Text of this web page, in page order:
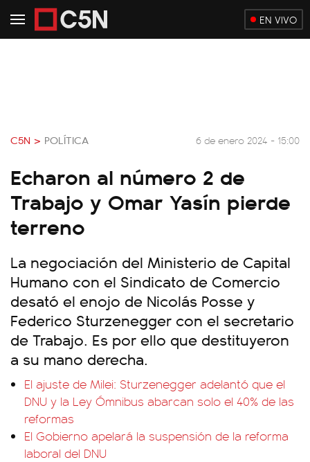
EN VIVO
C5N > POLÍTICA 6 de enero 2024 - 15:00
Echaron al número 2 de
Trabajo y Omar Yasín pierde
terreno
La negociación del Ministerio de Capital
Humano con el Sindicato de Comercio
desató el enojo de Nicolás Posse y
Federico Sturzenegger con el secretario
de Trabajo. Es por ello que destituyeron
a su mano derecha.
El ajuste de Milei: Sturzenegger adelantó que el
DNU y la Ley Ómnibus abarcan solo el 40% de las
reformas
El Gobierno apelará la suspensión de la reforma
laboral del DNU